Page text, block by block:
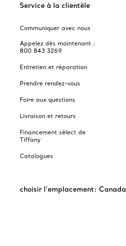
Service à la clientèle
Communiquer avec nous
Appelez dès maintenant :
800 843 3269
Entretien et réparation
Prendre rendez-vous
Foire aux questions
Livraison et retours
Financement sélect de
Tiffany
Catalogues
choisir l’emplacement: Canada